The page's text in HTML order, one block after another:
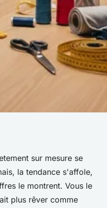
: la
séduit-
sur mesure se
la tendance s'affole,
le montrent. Vous le
plus rêver comme